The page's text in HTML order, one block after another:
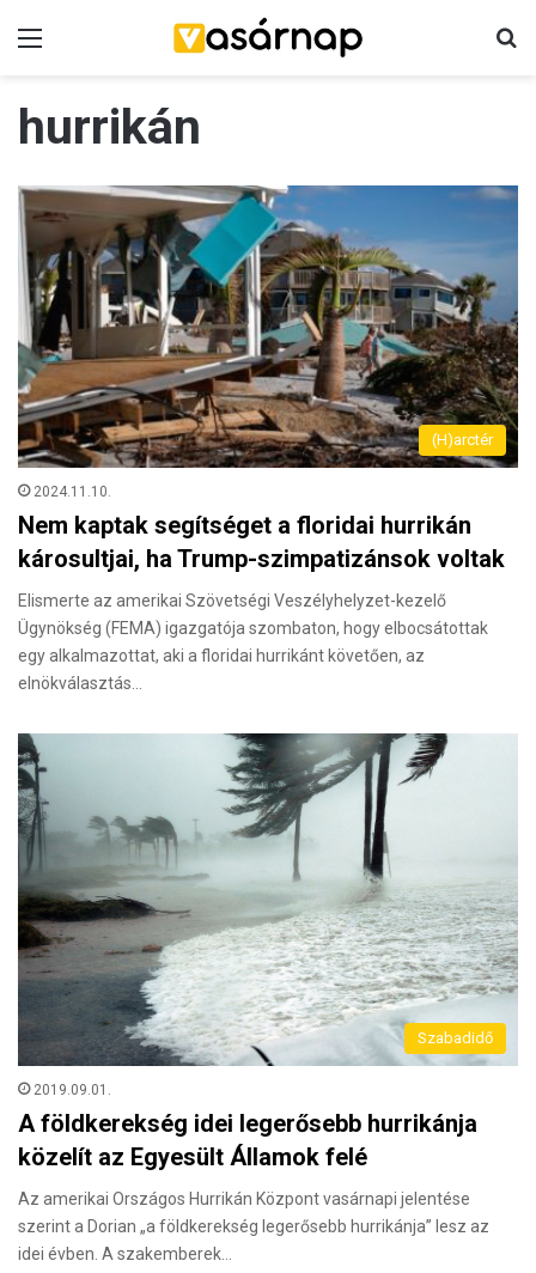
hurrikán
(H)arctér
2024.11.10.
Nem kaptak segítséget a floridai hurrikán
károsultjai, ha Trump-szimpatizánsok voltak
Elismerte az amerikai Szövetségi Veszélyhelyzet-kezelő
Ügynökség (FEMA) igazgatója szombaton, hogy elbocsátottak
egy alkalmazottat, aki a floridai hurrikánt követően, az
elnökválasztás…
Szabadidő
2019.09.01.
A földkerekség idei legerősebb hurrikánja
közelít az Egyesült Államok felé
Az amerikai Országos Hurrikán Központ vasárnapi jelentése
szerint a Dorian „a földkerekség legerősebb hurrikánja” lesz az
idei évben. A szakemberek…